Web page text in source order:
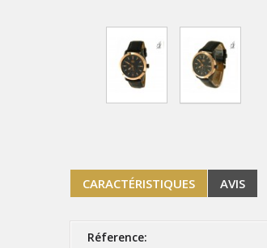
CARACTÉRISTIQUES AVIS
Réference: